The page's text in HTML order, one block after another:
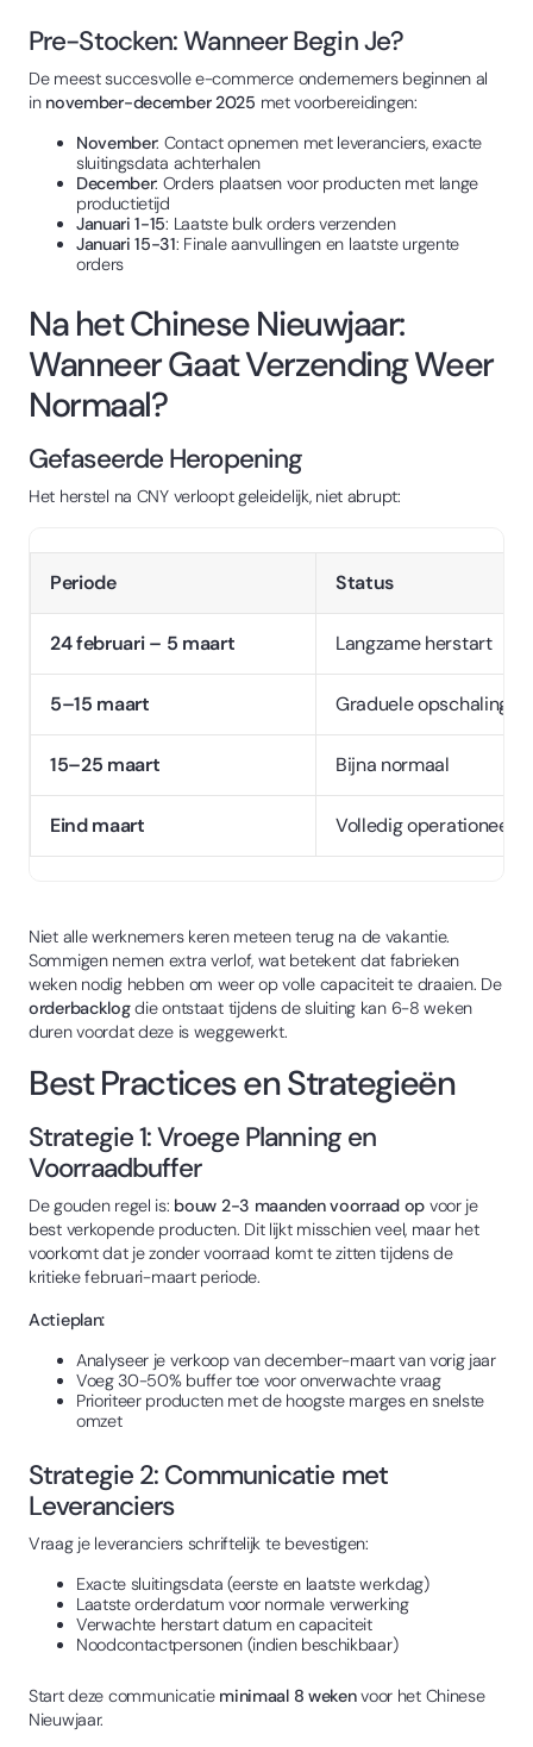
Pre-Stocken: Wanneer Begin Je?
De meest succesvolle e-commerce ondernemers beginnen al
in november-december 2025 met voorbereidingen:
November: Contact opnemen met leveranciers, exacte
sluitingsdata achterhalen
December: Orders plaatsen voor producten met lange
productietijd
Januari 1-15: Laatste bulk orders verzenden
Januari 15-31: Finale aanvullingen en laatste urgente
orders
Na het Chinese Nieuwjaar:
Wanneer Gaat Verzending Weer
Normaal?
Gefaseerde Heropening
Het herstel na CNY verloopt geleidelijk, niet abrupt:
Periode Status
24 februari – 5 maart Langzame herstart
5–15 maart Graduele opschaling
15–25 maart Bijna normaal
Eind maart Volledig operationeel
Niet alle werknemers keren meteen terug na de vakantie.
Sommigen nemen extra verlof, wat betekent dat fabrieken
weken nodig hebben om weer op volle capaciteit te draaien. De
orderbacklogdie ontstaat tijdens de sluiting kan 6-8 weken
duren voordat deze is weggewerkt.
Best Practices en Strategieën
Strategie 1: Vroege Planning en
Voorraadbuffer
De gouden regel is: bouw 2-3 maanden voorraad op voor je
best verkopende producten. Dit lijkt misschien veel, maar het
voorkomt dat je zonder voorraad komt te zitten tijdens de
kritieke februari-maart periode.
Actieplan:
Analyseer je verkoop van december-maart van vorig jaar
Voeg 30-50% buffer toe voor onverwachte vraag
Prioriteer producten met de hoogste marges en snelste
omzet
Strategie 2: Communicatie met
Leveranciers
Vraag je leveranciers schriftelijk te bevestigen:
Exacte sluitingsdata (eerste en laatste werkdag)
Laatste orderdatum voor normale verwerking
Verwachte herstart datum en capaciteit
Noodcontactpersonen (indien beschikbaar)
Start deze communicatie minimaal 8 wekenvoor het Chinese
Nieuwjaar.